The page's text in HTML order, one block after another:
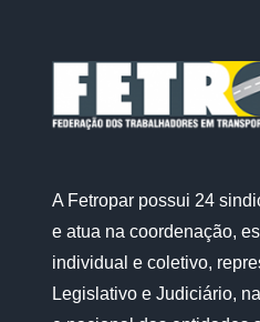
A Fetropar possui 24
e atua na coordenação,
individual e coletivo,
Legislativo e Judiciário,